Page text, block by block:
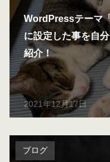
2021年12月17日
WordPressテーマ
に設定した事を自
紹介！
ブログ